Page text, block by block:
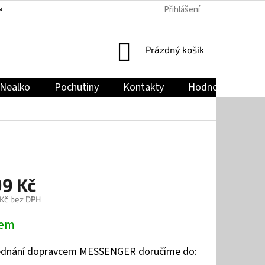
JAK NAKUPOVAT
Přihlášení
NÁKUPNÍ
Prázdný košík
Nealko Pochutiny Kontakty Hodnocení
Kč
bez DPH
dopravcem MESSENGER doručíme do: